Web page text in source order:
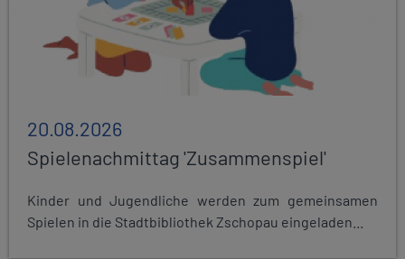
20.08.2026
Spielenachmittag 'Zusammenspiel'
Kinder und Jugendliche werden zum gemeinsamen
Spielen in die Stadtbibliothek Zschopau eingeladen...